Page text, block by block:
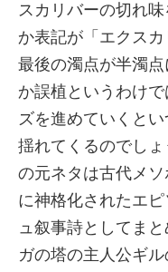
スカリバーの切れ
か表記が「エクスカ
最後の濁点が半濁
か誤植というわけ
ズを進めていくと
揺れてくるのでし
の元ネタは古代メ
に神格化されたエ
ュ叙事詩としてま
ガの塔の主人公ギ